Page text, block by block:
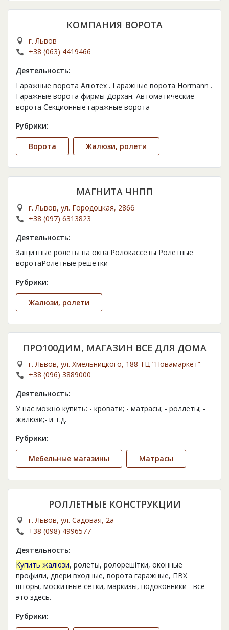
КОМПАНИЯ ВОРОТА
г. Львов
+38 (063) 4419466
Деятельность:
Гаражные ворота Алютех . Гаражные ворота Hormann .
Гаражные ворота фирмы Дорхан. Автоматические
ворота Секционные гаражные ворота
Рубрики:
Ворота Жалюзи, ролети
МАГНИТА ЧНПП
г. Львов, ул. Городоцкая, 286б
+38 (097) 6313823
Деятельность:
Защитные ролеты на окна Ролокассеты Ролетные
воротаРолетные решетки
Рубрики:
Жалюзи, ролети
ПРО100ДИМ, МАГАЗИН ВСЕ ДЛЯ ДОМА
г. Львов, ул. Хмельницкого, 188 ТЦ ”Новамаркет”
+38 (096) 3889000
Деятельность:
У нас можно купить: - кровати; - матрасы; - роллеты; -
жалюзи;- и т.д.
Рубрики:
Мебельные магазины Матрасы
РОЛЛЕТНЫЕ КОНСТРУКЦИИ
г. Львов, ул. Садовая, 2а
+38 (098) 4996577
Деятельность:
Купить жалюзи, ролеты, ролорешітки, оконные
профили, двери входные, ворота гаражные, ПВХ
шторы, москитные сетки, маркизы, подоконники - все
это здесь.
Рубрики: